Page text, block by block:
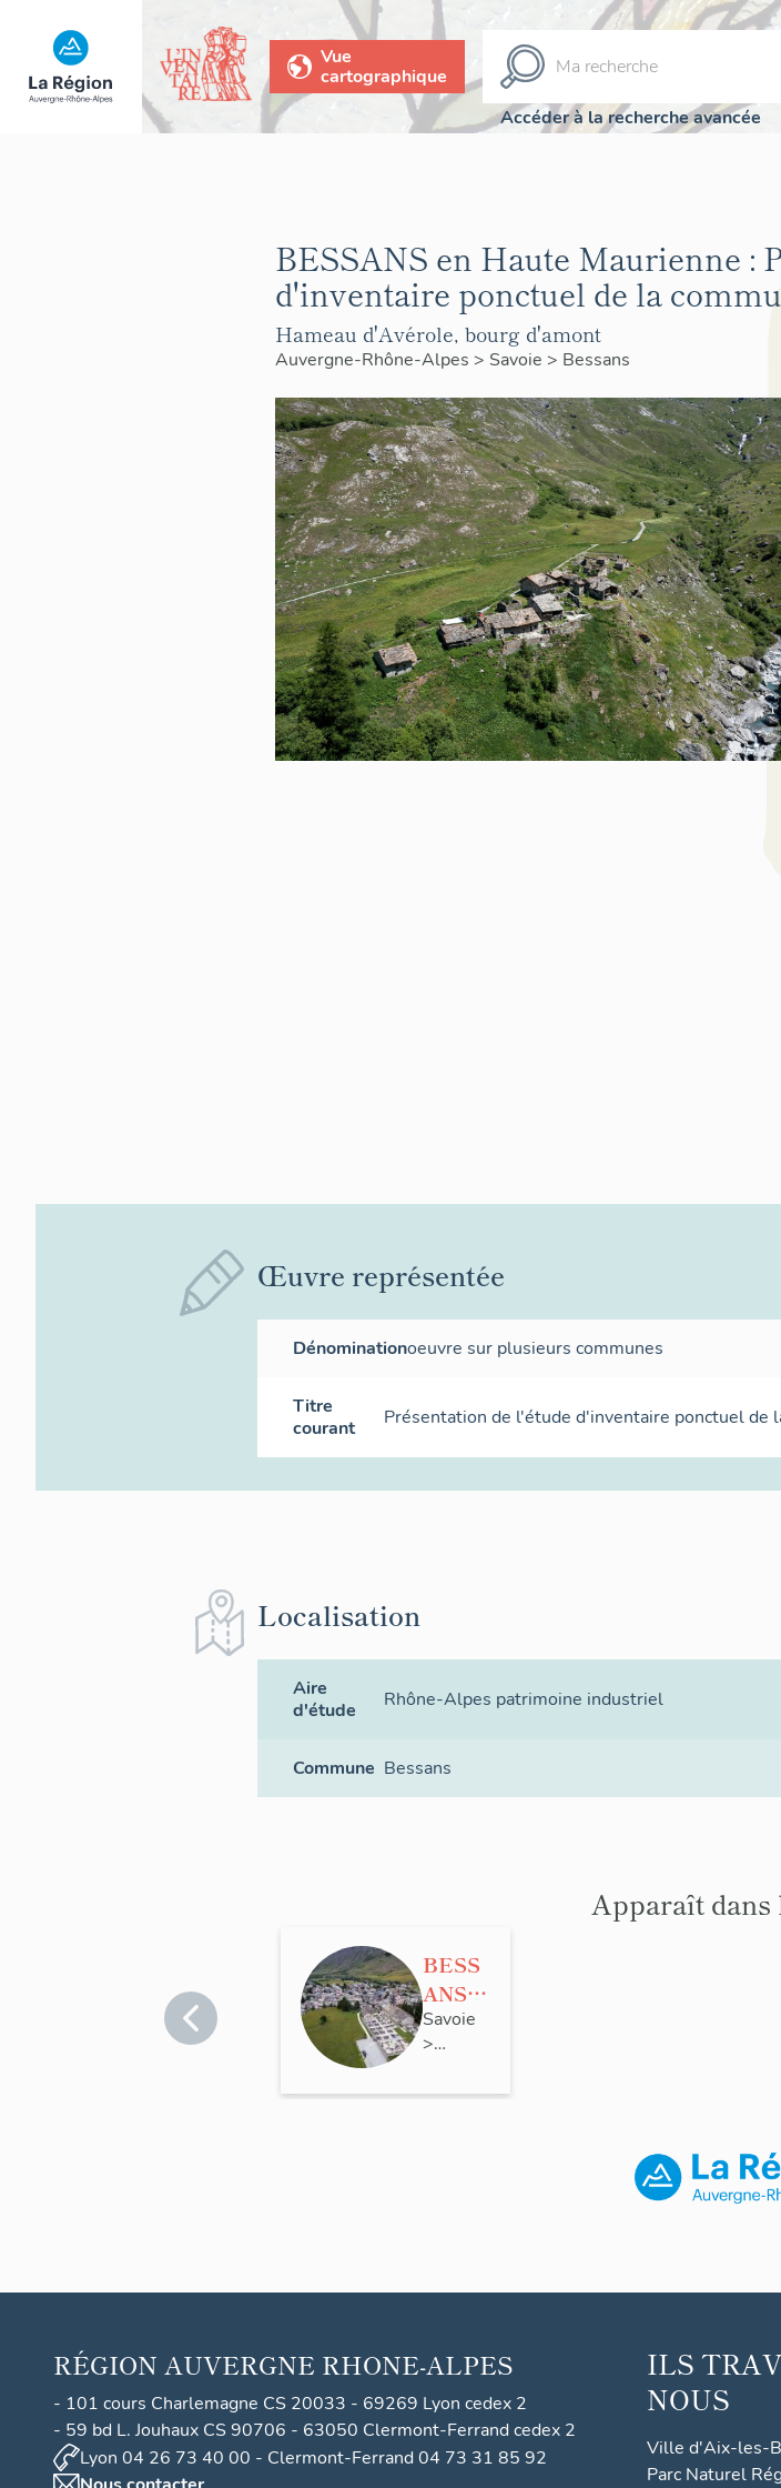
Vue
cartographique
Accéder à la recherche avancée
BESSANS en Haute Maurienne :
d'inventaire ponctuel de la
Hameau d'Avérole, bourg d'amont
Auvergne-Rhône-Alpes > Savoie > Bessans
Œuvre représentée
Dénominationoeuvre sur plusieurs communes
Titre
courant
Présentation de l'étude d'inventaire ponctuel de
Localisation
Aire
d'étude
Rhône-Alpes patrimoine industriel
Commune Bessans
Apparaît dans
BESS
ANS
en
Haute
la
comm
une
Savoie
>
RÉGION AUVERGNE RHONE-ALPES
- 101 cours Charlemagne CS 20033 - 69269 Lyon cedex 2
- 59 bd L. Jouhaux CS 90706 - 63050 Clermont-Ferrand cedex 2
Lyon 04 26 73 40 00 - Clermont-Ferrand 04 73 31 85 92
ILS
NOUS
Ville d'Aix-les-
Parc Naturel